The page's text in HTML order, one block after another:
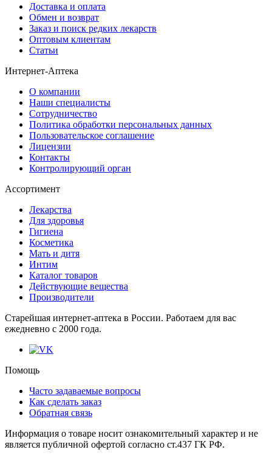
Доставка и оплата
Обмен и возврат
Заказ и поиск редких лекарств
Оптовым клиентам
Статьи
Интернет-Аптека
О компании
Наши специалисты
Сотрудничество
Политика обработки персональных данных
Пользовательское соглашение
Лицензии
Контакты
Контролирующий орган
Ассортимент
Лекарства
Для здоровья
Гигиена
Косметика
Мать и дитя
Интим
Каталог товаров
Действующие вещества
Производители
Старейшая интернет-аптека в России. Работаем для вас
eжедневно с 2000 года.
Помощь
Часто задаваемые вопросы
Как сделать заказ
Обратная связь
Информация о товаре носит ознакомительный характер и не
является публичной офертой согласно ст.437 ГК РФ.